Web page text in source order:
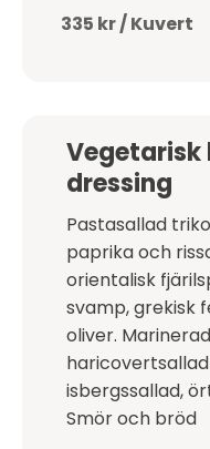
335 kr / Kuvert
Vegetarisk
dressing
Pastasallad
paprika och
orientalisk
svamp, grekisk
oliver.
isbergssallad,
Smör och bröd